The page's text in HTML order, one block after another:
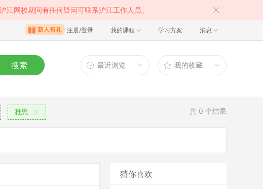
网校期间有任何疑问可联系沪江工作人员。
注册/登录 我的课程 学习方案 消息
搜索 最近浏览 我的收藏
雅思 共 0 个结果
猜你喜欢